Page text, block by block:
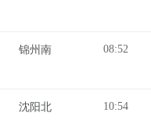
锦州南 08:52
沈阳北 10:54